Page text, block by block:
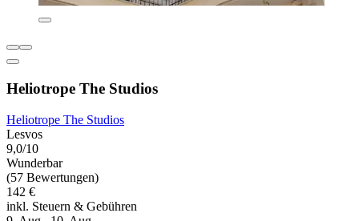
Heliotrope The Studios
Heliotrope The Studios
Lesvos
9,0/10
Wunderbar
(57 Bewertungen)
142 €
inkl. Steuern & Gebühren